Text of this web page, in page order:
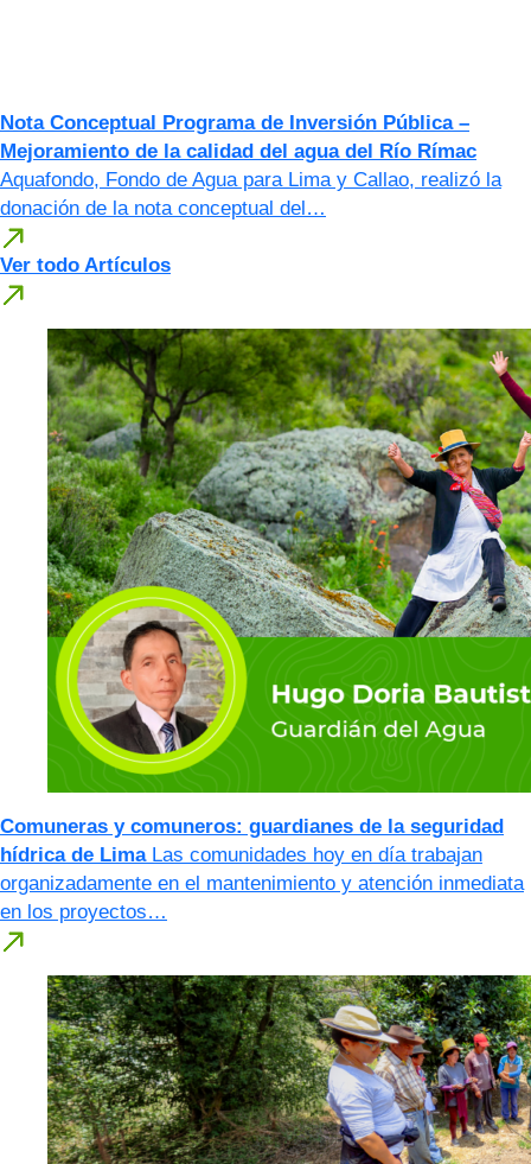
Nota Conceptual Programa de Inversión Pública –
Mejoramiento de la calidad del agua del Río Rímac
Aquafondo, Fondo de Agua para Lima y Callao, realizó la
donación de la nota conceptual del…
Ver todo Artículos
Comuneras y comuneros: guardianes de la seguridad
hídrica de Lima Las comunidades hoy en día trabajan
organizadamente en el mantenimiento y atención inmediata
en los proyectos…